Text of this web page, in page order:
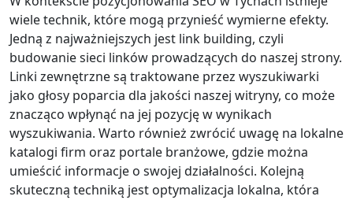
wiele technik, które mogą przynieść wymierne efekty.
Jedną z najważniejszych jest link building, czyli
budowanie sieci linków prowadzących do naszej strony.
Linki zewnętrzne są traktowane przez wyszukiwarki
jako głosy poparcia dla jakości naszej witryny, co może
znacząco wpłynąć na jej pozycję w wynikach
wyszukiwania. Warto również zwrócić uwagę na lokalne
katalogi firm oraz portale branżowe, gdzie można
umieścić informacje o swojej działalności. Kolejną
skuteczną techniką jest optymalizacja lokalna, która